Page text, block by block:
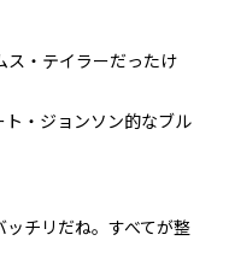
ス・テイラーだったけ
・ジョンソン的なブル
チリだね。すべてが整